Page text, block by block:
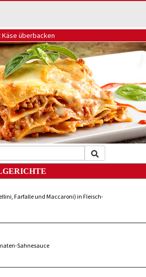
überbacken
Farfalle und Maccaroni) in Fleisch-
Sahnesauce